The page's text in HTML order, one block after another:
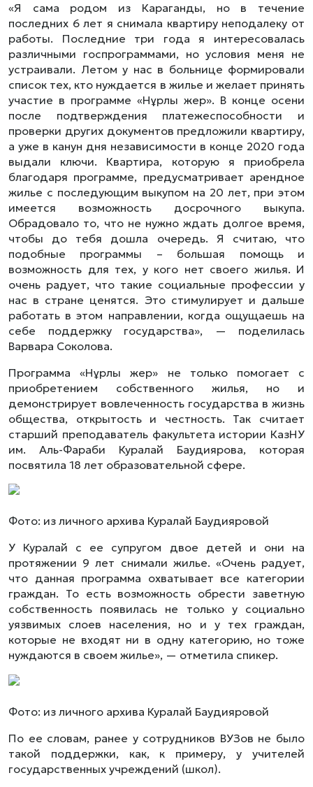
«Я сама родом из Караганды, но в течение
последних 6 лет я снимала квартиру неподалеку от
работы. Последние три года я интересовалась
различными госпрограммами, но условия меня не
устраивали. Летом у нас в больнице формировали
список тех, кто нуждается в жилье и желает принять
участие в программе «Нұрлы жер». В конце осени
после подтверждения платежеспособности и
проверки других документов предложили квартиру,
а уже в канун дня независимости в конце 2020 года
выдали ключи. Квартира, которую я приобрела
благодаря программе, предусматривает арендное
жилье с последующим выкупом на 20 лет, при этом
имеется возможность досрочного выкупа.
Обрадовало то, что не нужно ждать долгое время,
чтобы до тебя дошла очередь. Я считаю, что
подобные программы – большая помощь и
возможность для тех, у кого нет своего жилья. И
очень радует, что такие социальные профессии у
нас в стране ценятся. Это стимулирует и дальше
работать в этом направлении, когда ощущаешь на
себе поддержку государства», — поделилась
Варвара Соколова.
Программа «Нұрлы жер» не только помогает с
приобретением собственного жилья, но и
демонстрирует вовлеченность государства в жизнь
общества, открытость и честность. Так считает
старший преподаватель факультета истории КазНУ
им. Аль-Фараби Куралай Баудиярова, которая
посвятила 18 лет образовательной сфере.
Фото: из личного архива Куралай Баудияровой
У Куралай с ее супругом двое детей и они на
протяжении 9 лет снимали жилье. «Очень радует,
что данная программа охватывает все категории
граждан. То есть возможность обрести заветную
собственность появилась не только у социально
уязвимых слоев населения, но и у тех граждан,
которые не входят ни в одну категорию, но тоже
нуждаются в своем жилье», — отметила спикер.
Фото: из личного архива Куралай Баудияровой
По ее словам, ранее у сотрудников ВУЗов не было
такой поддержки, как, к примеру, у учителей
государственных учреждений (школ).